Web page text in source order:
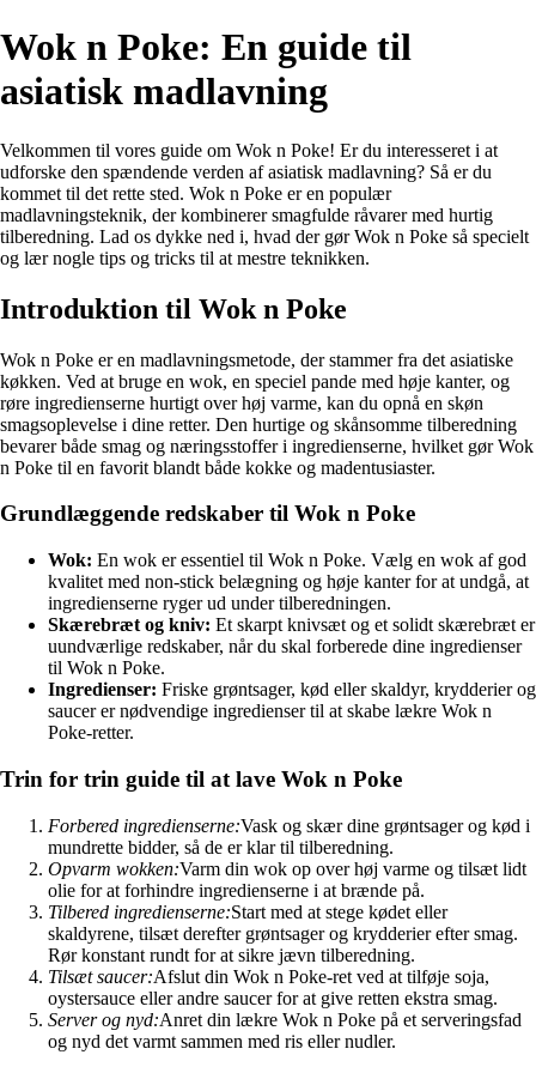
Wok n Poke: En guide til
asiatisk madlavning
Velkommen til vores guide om Wok n Poke! Er du interesseret i at
udforske den spændende verden af asiatisk madlavning? Så er du
kommet til det rette sted. Wok n Poke er en populær
madlavningsteknik, der kombinerer smagfulde råvarer med hurtig
tilberedning. Lad os dykke ned i, hvad der gør Wok n Poke så specielt
og lær nogle tips og tricks til at mestre teknikken.
Introduktion til Wok n Poke
Wok n Poke er en madlavningsmetode, der stammer fra det asiatiske
køkken. Ved at bruge en wok, en speciel pande med høje kanter, og
røre ingredienserne hurtigt over høj varme, kan du opnå en skøn
smagsoplevelse i dine retter. Den hurtige og skånsomme tilberedning
bevarer både smag og næringsstoffer i ingredienserne, hvilket gør Wok
n Poke til en favorit blandt både kokke og madentusiaster.
Grundlæggende redskaber til Wok n Poke
Wok: En wok er essentiel til Wok n Poke. Vælg en wok af god
kvalitet med non-stick belægning og høje kanter for at undgå, at
ingredienserne ryger ud under tilberedningen.
Skærebræt og kniv: Et skarpt knivsæt og et solidt skærebræt er
uundværlige redskaber, når du skal forberede dine ingredienser
til Wok n Poke.
Ingredienser: Friske grøntsager, kød eller skaldyr, krydderier og
saucer er nødvendige ingredienser til at skabe lækre Wok n
Poke-retter.
Trin for trin guide til at lave Wok n Poke
Forbered ingredienserne:Vask og skær dine grøntsager og kød i
mundrette bidder, så de er klar til tilberedning.
Opvarm wokken:Varm din wok op over høj varme og tilsæt lidt
olie for at forhindre ingredienserne i at brænde på.
Tilbered ingredienserne:Start med at stege kødet eller
skaldyrene, tilsæt derefter grøntsager og krydderier efter smag.
Rør konstant rundt for at sikre jævn tilberedning.
Tilsæt saucer:Afslut din Wok n Poke-ret ved at tilføje soja,
oystersauce eller andre saucer for at give retten ekstra smag.
Server og nyd:Anret din lækre Wok n Poke på et serveringsfad
og nyd det varmt sammen med ris eller nudler.